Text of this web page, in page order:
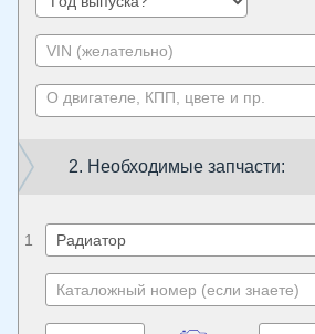
2. Необходимые запчасти:
1